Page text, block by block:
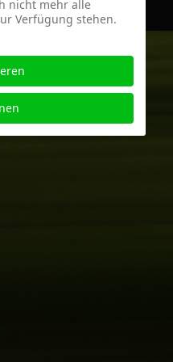
nicht mehr alle
Verfügung stehen.